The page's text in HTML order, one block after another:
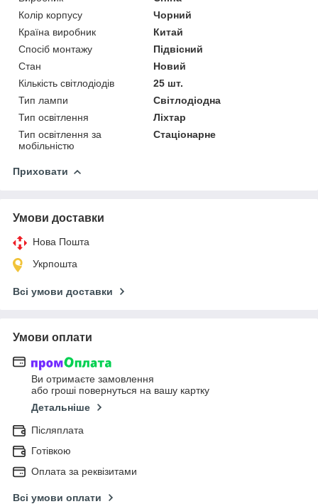
Колір корпусу
Чорний
Країна виробник
Китай
Спосіб монтажу
Підвісний
Стан
Новий
Кількість світлодіодів
25 шт.
Тип лампи
Світлодіодна
Тип освітлення
Ліхтар
Тип освітлення за
мобільністю
Стаціонарне
Приховати
Умови доставки
Нова Пошта
Укрпошта
Всі умови доставки
Умови оплати
Ви отримаєте замовлення
або гроші повернуться на вашу картку
Детальніше
Післяплата
Готівкою
Оплата за реквізитами
Всі умови оплати